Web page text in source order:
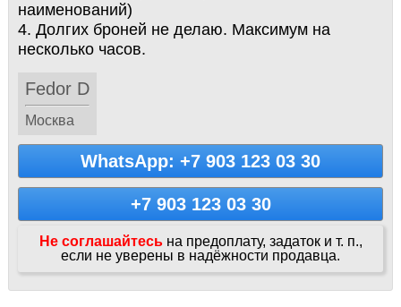
наименований)
4. Долгих броней не делаю. Максимум на
несколько часов.
Fedor D
Москва
WhatsApp: +7 903 123 03 30
+7 903 123 03 30
Не соглашайтесь на предоплату, задаток и т. п.,
если не уверены в надёжности продавца.